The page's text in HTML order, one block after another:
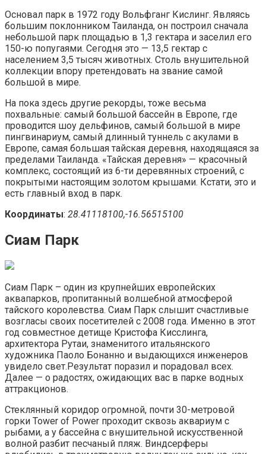
Основал парк в 1972 году Вольфганг Кислинг. Являясь
большим поклонником Таиланда, он построил сначала
небольшой парк площадью в 1,3 гектара и заселил его
150-ю попугаями. Сегодня это — 13,5 гектар с
населением 3,5 тысяч животных. Столь внушительной
коллекции впору претендовать на звание самой
большой в мире.
На пока здесь другие рекорды, тоже весьма
похвальные: самый большой бассейн в Европе, где
проводится шоу дельфинов, самый большой в мире
пингвинариум, самый длинный туннель с акулами в
Европе, самая большая тайская деревня, находящаяся за
пределами Таиланда. «Тайская деревня» — красочный
комплекс, состоящий из 6-ти деревянных строений, с
покрытыми настоящим золотом крышами. Кстати, это и
есть главный вход в парк.
Координаты: 28.41118100,-16.56515100
Сиам Парк
Сиам Парк – один из крупнейших европейских
аквапарков, пропитанный волшебной атмосферой
тайского королевства. Сиам Парк слышит счастливые
возгласы своих посетителей с 2008 года. Именно в этот
год совместное детище Кристофа Кисслинга,
архитектора Рутаи, знаменитого итальянского
художника Паоло Бонанно и выдающихся инженеров
увидело свет.Результат поразил и порадовал всех.
Далее — о радостях, ожидающих вас в парке водных
аттракционов.
Стеклянный коридор огромной, почти 30-метровой
горки Tower of Power проходит сквозь аквариум с
рыбами, а у бассейна с внушительной искусственной
волной разбит песчаный пляж. Виндсерферы